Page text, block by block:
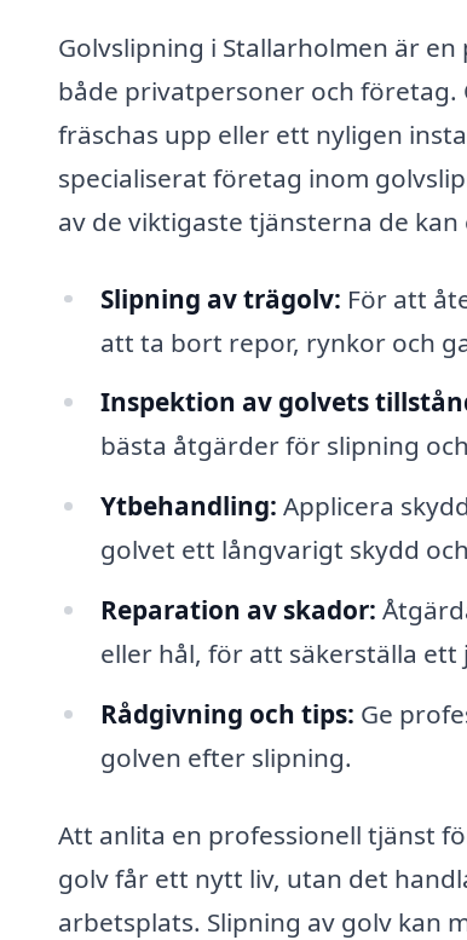
Golvslipning i Stallarholmen är
både privatpersoner och
fräschas upp eller ett nyligen
specialiserat företag inom
av de viktigaste tjänsterna de kan
Slipning av trägolv: För att
att ta bort repor, rynkor och
Inspektion av golvets
bästa åtgärder för slipning
Ytbehandling: Applicera
golvet ett långvarigt skydd
Reparation av skador:
eller hål, för att säkerställa
Rådgivning och tips: Ge
golven efter slipning.
Att anlita en professionell tjänst
golv får ett nytt liv, utan det
arbetsplats. Slipning av golv kan